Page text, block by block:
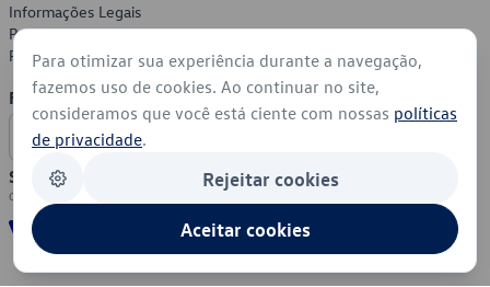
Informações Legais
Política de Privacidade
Política de Cookies
Formas de Pagamento
Segurança
Para otimizar sua experiência durante a navegação,
fazemos uso de cookies. Ao continuar no site,
consideramos que você está ciente com nossas políticas
de privacidade.
Rejeitar cookies
Aceitar cookies